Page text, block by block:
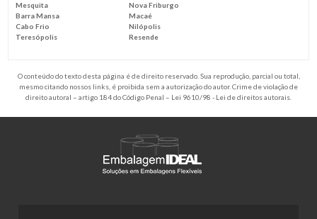
Mesquita
Nova Friburgo
Barra Mansa
Macaé
Cabo Frio
Nilópolis
Teresópolis
Resende
O conteúdo do texto desta página é de direito reservado. Sua reprodução, parcial ou total,
mesmo citando nossos links, é proibida sem a autorização do autor. Crime de violação de
direito autoral – artigo 184 do Código Penal – Lei 9610/98 - Lei de direitos autorais.